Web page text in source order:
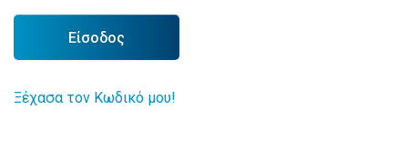
Είσοδος
Ξέχασα τον Κωδικό μου!